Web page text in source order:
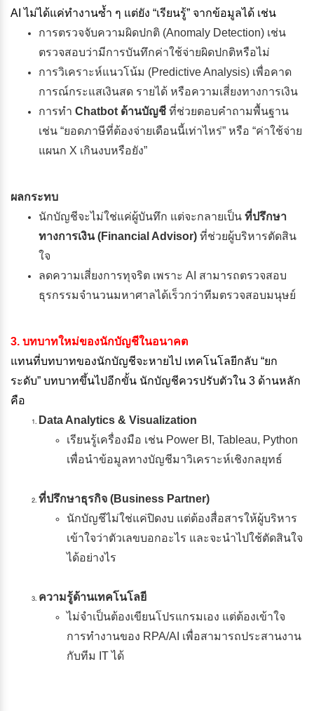
AI ไม่ได้แค่ทำงานซ้ำ ๆ แต่ยัง “เรียนรู้” จากข้อมูลได้ เช่น
การตรวจจับความผิดปกติ (Anomaly Detection) เช่น
ตรวจสอบว่ามีการบันทึกค่าใช้จ่ายผิดปกติหรือไม่
การวิเคราะห์แนวโน้ม (Predictive Analysis) เพื่อคาด
การณ์กระแสเงินสด รายได้ หรือความเสี่ยงทางการเงิน
การทำ Chatbot ด้านบัญชี ที่ช่วยตอบคำถามพื้นฐาน
เช่น “ยอดภาษีที่ต้องจ่ายเดือนนี้เท่าไหร่” หรือ “ค่าใช้จ่าย
แผนก X เกินงบหรือยัง”
ผลกระทบ
นักบัญชีจะไม่ใช่แค่ผู้บันทึก แต่จะกลายเป็น ที่ปรึกษา
ทางการเงิน (Financial Advisor) ที่ช่วยผู้บริหารตัดสิน
ใจ
ลดความเสี่ยงการทุจริต เพราะ AI สามารถตรวจสอบ
ธุรกรรมจำนวนมหาศาลได้เร็วกว่าทีมตรวจสอบมนุษย์
3. บทบาทใหม่ของนักบัญชีในอนาคต
แทนที่บทบาทของนักบัญชีจะหายไป เทคโนโลยีกลับ “ยก
ระดับ” บทบาทขึ้นไปอีกขั้น นักบัญชีควรปรับตัวใน 3 ด้านหลัก
คือ
Data Analytics & Visualization
เรียนรู้เครื่องมือ เช่น Power BI, Tableau, Python
เพื่อนำข้อมูลทางบัญชีมาวิเคราะห์เชิงกลยุทธ์
ที่ปรึกษาธุรกิจ (Business Partner)
นักบัญชีไม่ใช่แค่ปิดงบ แต่ต้องสื่อสารให้ผู้บริหาร
เข้าใจว่าตัวเลขบอกอะไร และจะนำไปใช้ตัดสินใจ
ได้อย่างไร
ความรู้ด้านเทคโนโลยี
ไม่จำเป็นต้องเขียนโปรแกรมเอง แต่ต้องเข้าใจ
การทำงานของ RPA/AI เพื่อสามารถประสานงาน
กับทีม IT ได้